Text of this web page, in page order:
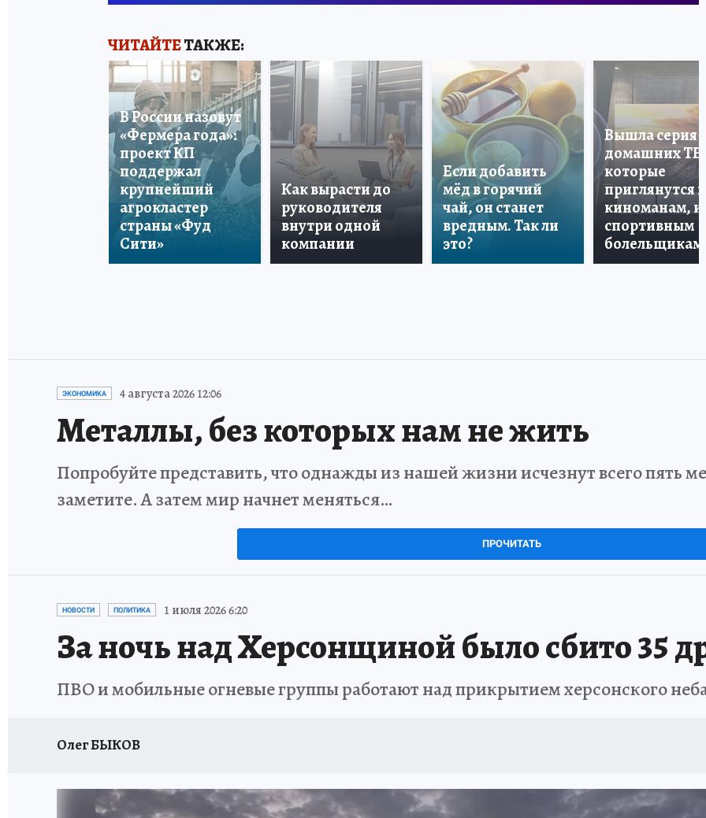
ЧИТАЙТЕТАКЖЕ:
В России назовут
«Фермера года»:
проект КП
поддержал
крупнейший
агрокластер
страны «Фуд
Сити»
Как вырасти до
руководителя
внутри одной
компании
Если добавить
мёд в горячий
чай, он станет
вредным. Так ли
это?
Вышла серия
домашних ТВ,
которые
приглянутся и
киноманам, и
спортивным
болельщикам
ЭКОНОМИКА 4 августа 2026 12:06
Металлы, без которых нам не жить
Попробуйте представить, что однажды из нашей жизни исчезнут всего пять
заметите. А затем мир начнет меняться…
ПРОЧИТАТЬ
НОВОСТИ ПОЛИТИКА 1 июля 2026 6:20
За ночь над Херсонщиной было сбито 35
ПВО и мобильные огневые группы работают над прикрытием херсонского
Олег БЫКОВ